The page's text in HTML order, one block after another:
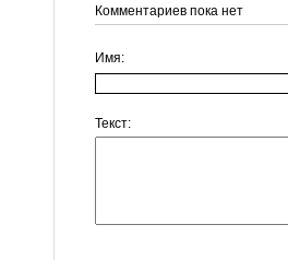
Комментариев пока нет
Имя:
Текст: